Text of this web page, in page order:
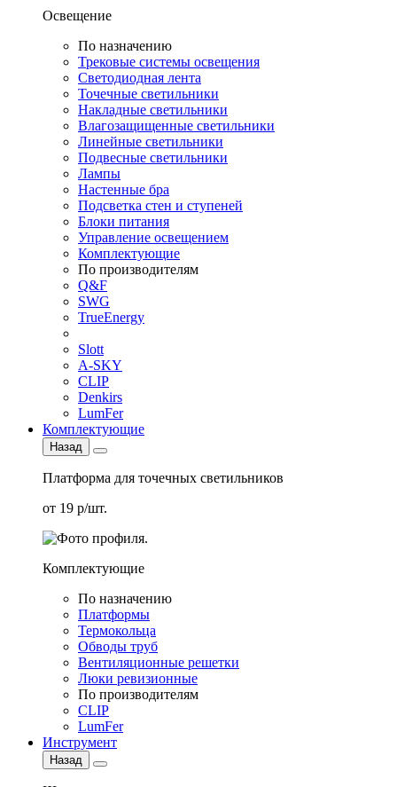
Освещение
По назначению
Трековые системы освещения
Светодиодная лента
Точечные светильники
Накладные светильники
Влагозащищенные светильники
Линейные светильники
Подвесные светильники
Лампы
Настенные бра
Подсветка стен и ступеней
Блоки питания
Управление освещением
Комплектующие
По производителям
Q&F
SWG
TrueEnergy
Slott
A-SKY
CLIP
Denkirs
LumFer
Комплектующие
Назад
Платформа для точечных светильников
от 19 р/шт.
Комплектующие
По назначению
Платформы
Термокольца
Обводы труб
Вентиляционные решетки
Люки ревизионные
По производителям
CLIP
LumFer
Инструмент
Назад